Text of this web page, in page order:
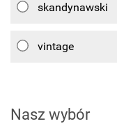
skandynawski
vintage
Nasz wybór